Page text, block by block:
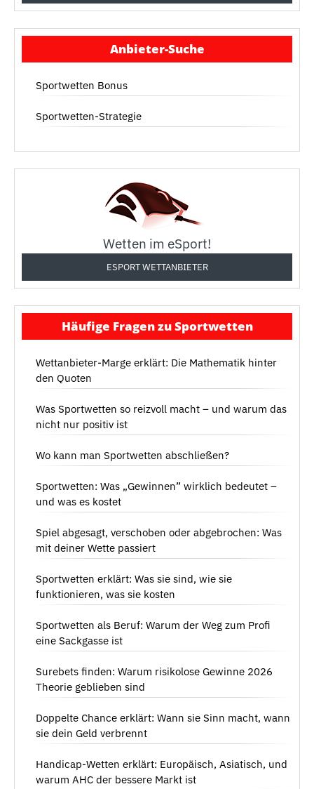
Anbieter-Suche
Sportwetten Bonus
Sportwetten-Strategie
Wetten im eSport!
ESPORT WETTANBIETER
Häufige Fragen zu Sportwetten
Wettanbieter-Marge erklärt: Die Mathematik hinter
den Quoten
Was Sportwetten so reizvoll macht – und warum das
nicht nur positiv ist
Wo kann man Sportwetten abschließen?
Sportwetten: Was „Gewinnen” wirklich bedeutet –
und was es kostet
Spiel abgesagt, verschoben oder abgebrochen: Was
mit deiner Wette passiert
Sportwetten erklärt: Was sie sind, wie sie
funktionieren, was sie kosten
Sportwetten als Beruf: Warum der Weg zum Profi
eine Sackgasse ist
Surebets finden: Warum risikolose Gewinne 2026
Theorie geblieben sind
Doppelte Chance erklärt: Wann sie Sinn macht, wann
sie dein Geld verbrennt
Handicap-Wetten erklärt: Europäisch, Asiatisch, und
warum AHC der bessere Markt ist